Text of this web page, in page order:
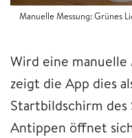
Manuelle Messung: Grünes
Wird eine manuelle
zeigt die App dies
Startbildschirm des
Antippen öffnet